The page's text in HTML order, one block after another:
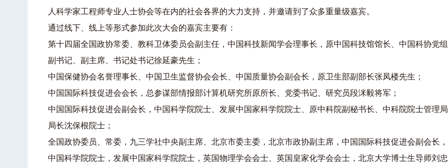
人科学家工程师专业人士协会等在内的社会各界的大力支持，并邀请到了众多重量级嘉宾。
通过线下、线上等形式参加此次大会的嘉宾主要有：
第十四届全国政协常委、教科卫体委员会副主任，中国科技新闻学会理事长，原中国科技馆馆长、中国科协党组
副书记、副主席、书记处书记徐延豪先生；
中国保健协会名誉理事长、中国卫生监督协会会长、中国质量协会副会长，原卫生部副部长张凤楼先生；
中国国际科技促进会会长，总参谋部情报部计算机研究所原所长、党委书记、研究员段洣毅将军；
中国国际科技促进会副会长，中国科学院院士、发展中国家科学院院士、原中科院副秘书长、中科院院士管理局
局长沈保根院士；
全国政协委员、常委，九三学社中央副主席、北京市委主委，北京市政协副主席，中国国际科技促进会副会长，
中国科学院院士，发展中国家科学院院士，英国物理学会会士、英国皇家化学会会士，北京大学博士生导师刘忠